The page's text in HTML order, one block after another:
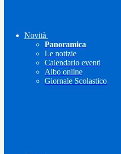
Novità
Panoramica
Le notizie
Calendario eventi
Albo online
Giornale Scolastico